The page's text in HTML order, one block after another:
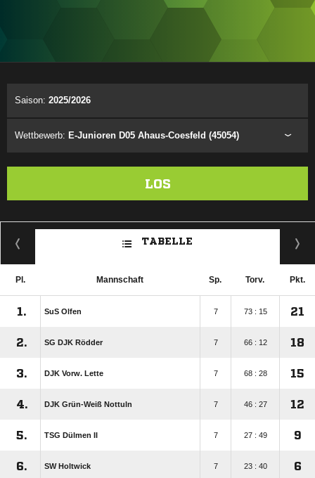
Saison: 2025/2026
Wettbewerb: E-Junioren D05 Ahaus-Coesfeld (45054)
LOS
TABELLE
Pl. Mannschaft Sp. Torv. Pkt.
1. SuS Olfen 7 73 : 15 21
2. SG DJK Rödder 7 66 : 12 18
3. DJK Vorw. Lette 7 68 : 28 15
4. DJK Grün-Weiß Nottuln 7 46 : 27 12
5. TSG Dülmen II 7 27 : 49 9
6. SW Holtwick 7 23 : 40 6